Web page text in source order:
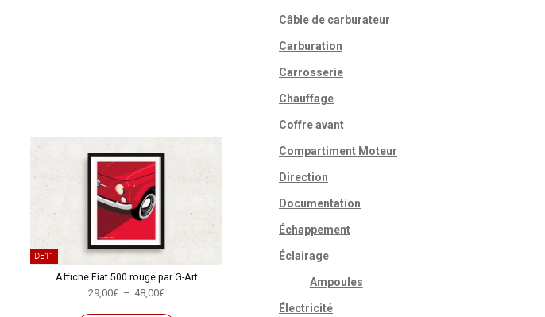
DE11
Affiche Fiat 500 rouge par G-Art
29,00€ – 48,00€Plage
Câble de carburateur
Carburation
Carrosserie
Chauffage
Coffre avant
Compartiment Moteur
Direction
Documentation
Échappement
Éclairage
Ampoules
Électricité